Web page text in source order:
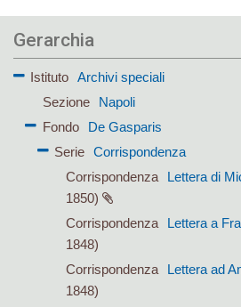
Gerarchia
Istituto
Archivi speciali
Sezione
Napoli
Fondo
De Gasparis
Serie Corrispondenza
Corrispondenza
Lettera di
1850)
Corrispondenza
Lettera a
1848)
Corrispondenza
Lettera ad
1848)